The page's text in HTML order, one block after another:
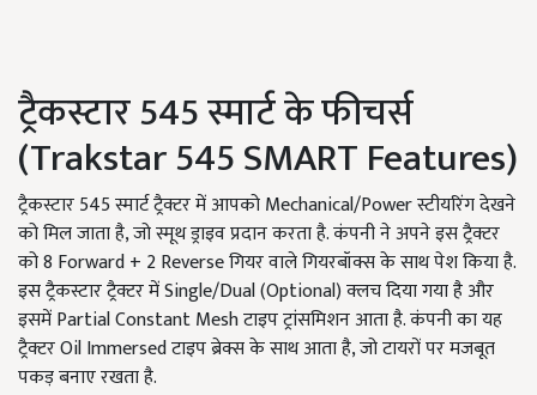
ट्रैकस्टार 545 स्मार्ट के फीचर्स
(Trakstar 545 SMART Features)
ट्रैकस्टार 545 स्मार्ट ट्रैक्टर में आपको Mechanical/Power स्टीयरिंग देखने
को मिल जाता है, जो स्मूथ ड्राइव प्रदान करता है. कंपनी ने अपने इस ट्रैक्टर
को 8 Forward + 2 Reverse गियर वाले गियरबॉक्स के साथ पेश किया है.
इस ट्रैकस्टार ट्रैक्टर में Single/Dual (Optional) क्लच दिया गया है और
इसमें Partial Constant Mesh टाइप ट्रांसमिशन आता है. कंपनी का यह
ट्रैक्टर Oil Immersed टाइप ब्रेक्स के साथ आता है, जो टायरों पर मजबूत
पकड़ बनाए रखता है.